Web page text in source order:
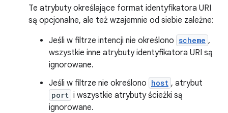
Te atrybuty określające format identyfikatora URI
są opcjonalne, ale też wzajemnie od siebie zależne:
Jeśli w filtrze intencji nie określono scheme ,
wszystkie inne atrybuty identyfikatora URI są
ignorowane.
Jeśli w filtrze nie określono host , atrybut
port i wszystkie atrybuty ścieżki są
ignorowane.